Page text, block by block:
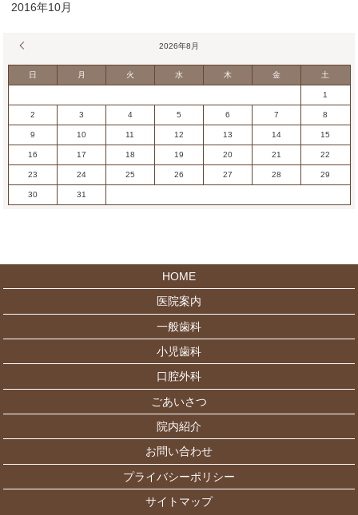
2016年10月
2026年8月
日 月 火 水 木 金 土
1
2 3 4 5 6 7 8
9 10 11 12 13 14 15
16 17 18 19 20 21 22
23 24 25 26 27 28 29
30 31
HOME
医院案内
一般歯科
小児歯科
口腔外科
ごあいさつ
院内紹介
お問い合わせ
プライバシーポリシー
サイトマップ